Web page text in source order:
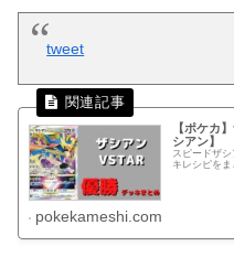
tweet
【ポケカ
シアン】
スピードザ
キレシピをま
pokekameshi.com